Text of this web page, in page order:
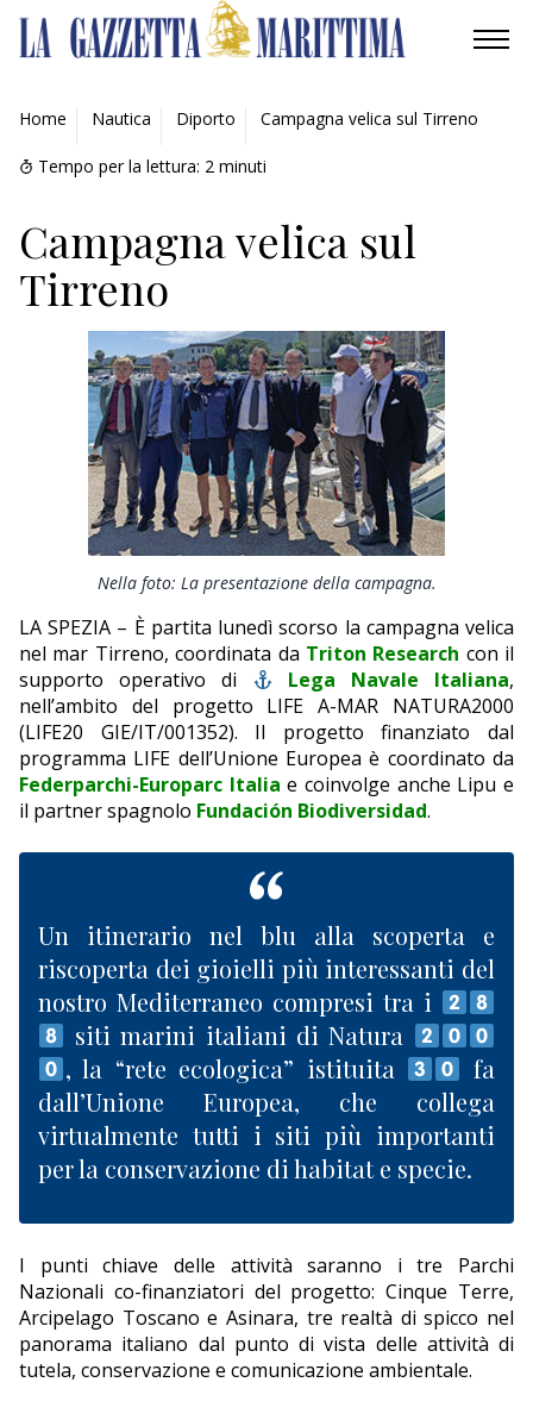
AMBIENTE
MOBILITÀ
INDUSTRIA
RICERCA
TURISMO
CULTURA
NAUTICA
EDITORIALI
Home Nautica Diporto Campagna velica sul Tirreno
Tempo per la lettura: 2 minuti
Campagna velica sul
Tirreno
Nella foto: La presentazione della campagna.
LA SPEZIA – È partita lunedì scorso la campagna velica
nel mar Tirreno, coordinata da Triton Research con il
supporto operativo di
Lega Navale Italiana,
nell’ambito del progetto LIFE A-MAR NATURA2000
(LIFE20 GIE/IT/001352). Il progetto finanziato dal
programma LIFE dell’Unione Europea è coordinato da
Federparchi-Europarc Italia e coinvolge anche Lipu e
il partner spagnolo Fundación Biodiversidad.
Un itinerario nel blu alla scoperta e
riscoperta dei gioielli più interessanti del
nostro Mediterraneo compresi tra i
siti marini italiani di Natura
, la “rete ecologica” istituita
fa
dall’Unione Europea, che collega
virtualmente tutti i siti più importanti
per la conservazione di habitat e specie.
I punti chiave delle attività saranno i tre Parchi
Nazionali co-finanziatori del progetto: Cinque Terre,
Arcipelago Toscano e Asinara, tre realtà di spicco nel
panorama italiano dal punto di vista delle attività di
tutela, conservazione e comunicazione ambientale.